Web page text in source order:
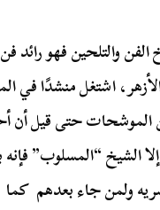
والتلحين فهو رائد
اشتغل منشدًا في
الموشحات حتى قيل أن
الشيخ “المسلوب”
ولمن جاء بعدهم